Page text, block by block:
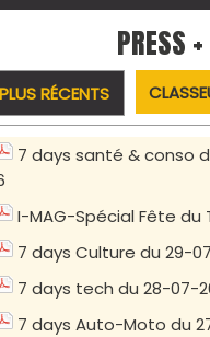
PRESS +
RÉCENTS
7 days santé & conso
I-MAG-Spécial Fête du
7 days Culture du 29-
7 days tech du 28-07-
7 days Auto-Moto du